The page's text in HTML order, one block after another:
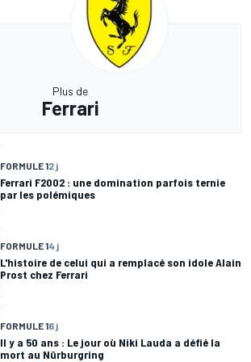
Plus de
Ferrari
FORMULE 12 j
Ferrari F2002 : une domination parfois ternie
par les polémiques
FORMULE 14 j
L'histoire de celui qui a remplacé son idole Alain
Prost chez Ferrari
FORMULE 16 j
Il y a 50 ans : Le jour où Niki Lauda a défié la
mort au Nürburgring